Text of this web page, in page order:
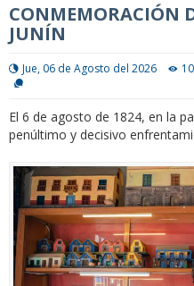
CONMEMORACIÓN
Jue, 06 de Agosto del 2026 10
El 6 de agosto de 1824, en la
penúltimo y decisivo